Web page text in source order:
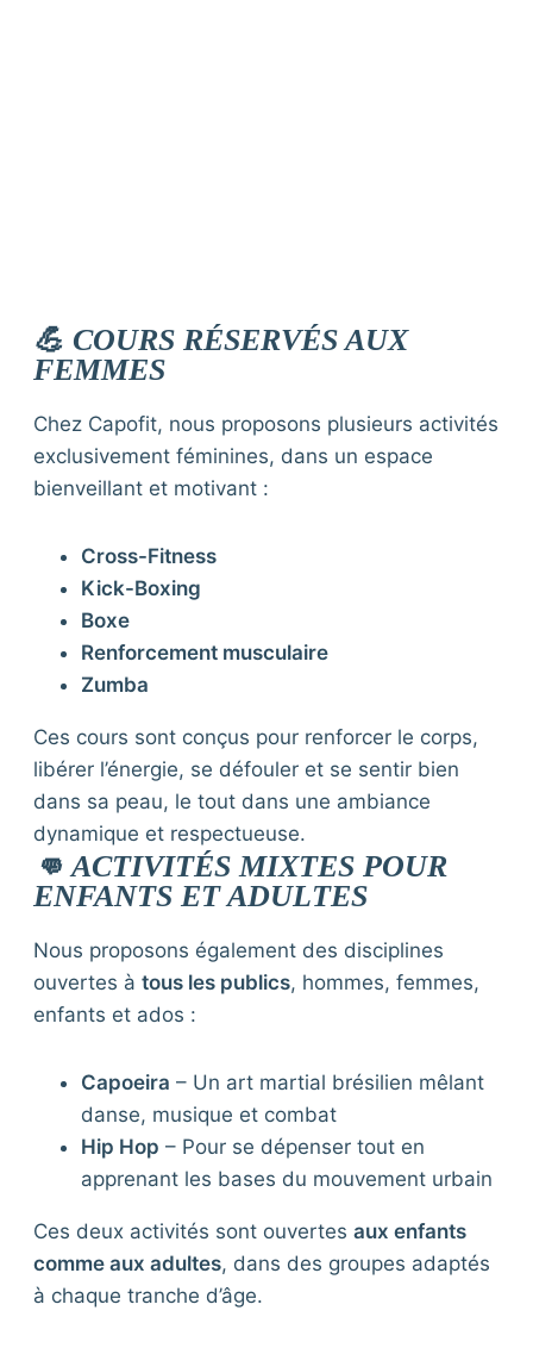
💪 COURS RÉSERVÉS AUX
FEMMES
Chez Capofit, nous proposons plusieurs activités
exclusivement féminines, dans un espace
bienveillant et motivant :
Cross-Fitness
Kick-Boxing
Boxe
Renforcement musculaire
Zumba
Ces cours sont conçus pour renforcer le corps,
libérer l’énergie, se défouler et se sentir bien
dans sa peau, le tout dans une ambiance
dynamique et respectueuse.
👊 ACTIVITÉS MIXTES POUR
ENFANTS ET ADULTES
Nous proposons également des disciplines
ouvertes à tous les publics, hommes, femmes,
enfants et ados :
Capoeira – Un art martial brésilien mêlant
danse, musique et combat
Hip Hop – Pour se dépenser tout en
apprenant les bases du mouvement urbain
Ces deux activités sont ouvertes aux enfants
comme aux adultes, dans des groupes adaptés
à chaque tranche d’âge.